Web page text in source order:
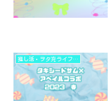
推し活・ヲタ充ライフハック